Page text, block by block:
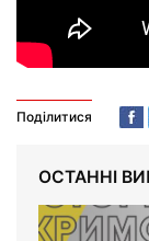
Поділитися
ОСТАННІ